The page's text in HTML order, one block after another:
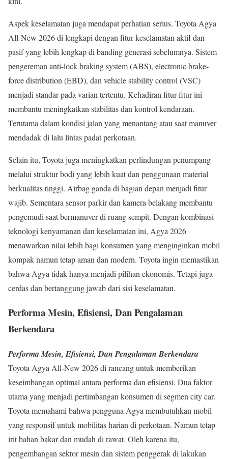
Aspek keselamatan juga mendapat perhatian serius. Toyota Agya
All-New 2026 di lengkapi dengan fitur keselamatan aktif dan
pasif yang lebih lengkap di banding generasi sebelumnya. Sistem
pengereman anti-lock braking system (ABS), electronic brake-
force distribution (EBD), dan vehicle stability control (VSC)
menjadi standar pada varian tertentu. Kehadiran fitur-fitur ini
membantu meningkatkan stabilitas dan kontrol kendaraan.
Terutama dalam kondisi jalan yang menantang atau saat manuver
mendadak di lalu lintas padat perkotaan.
Selain itu, Toyota juga meningkatkan perlindungan penumpang
melalui struktur bodi yang lebih kuat dan penggunaan material
berkualitas tinggi. Airbag ganda di bagian depan menjadi fitur
wajib. Sementara sensor parkir dan kamera belakang membantu
pengemudi saat bermanuver di ruang sempit. Dengan kombinasi
teknologi kenyamanan dan keselamatan ini, Agya 2026
menawarkan nilai lebih bagi konsumen yang menginginkan mobil
kompak namun tetap aman dan modern. Toyota ingin memastikan
bahwa Agya tidak hanya menjadi pilihan ekonomis. Tetapi juga
cerdas dan bertanggung jawab dari sisi keselamatan.
Performa Mesin, Efisiensi, Dan Pengalaman
Berkendara
Performa Mesin, Efisiensi, Dan Pengalaman Berkendara
Toyota Agya All-New 2026 di rancang untuk memberikan
keseimbangan optimal antara performa dan efisiensi. Dua faktor
utama yang menjadi pertimbangan konsumen di segmen city car.
Toyota memahami bahwa pengguna Agya membutuhkan mobil
yang responsif untuk mobilitas harian di perkotaan. Namun tetap
irit bahan bakar dan mudah di rawat. Oleh karena itu,
pengembangan sektor mesin dan sistem penggerak di lakukan